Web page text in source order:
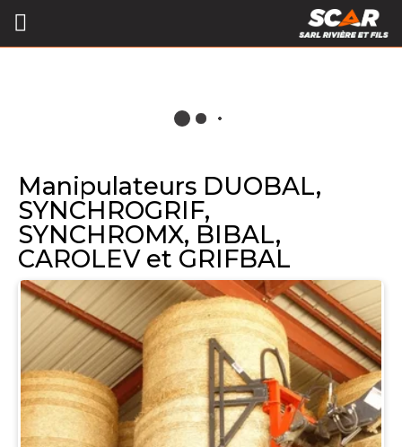
Manipulateurs DUOBAL,
SYNCHROGRIF,
SYNCHROMX, BIBAL,
CAROLEV et GRIFBAL